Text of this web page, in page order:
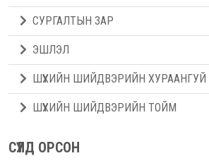
СУРГАЛТЫН ЗАР
ЭШЛЭЛ
ШҮҮХИЙН ШИЙДВЭРИЙН ХУРААНГУЙ
ШҮҮХИЙН ШИЙДВЭРИЙН ТОЙМ
СҮҮЛД ОРСОН